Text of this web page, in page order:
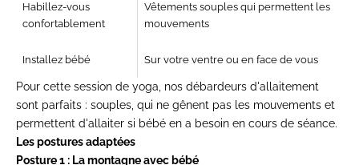
Habillez-vous
confortablement
Vêtements souples qui permettent les
mouvements
Installez bébé Sur votre ventre ou en face de vous
Pour cette session de yoga, nos débardeurs d'allaitement
sont parfaits : souples, qui ne gênent pas les mouvements et
permettent d'allaiter si bébé en a besoin en cours de séance.
Les postures adaptées
Posture 1 : La montagne avec bébé